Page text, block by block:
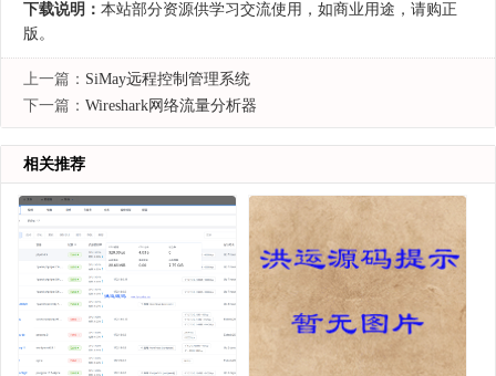
下载说明： 本站部分资源供学习交流使用，如商业用途，请购正
版。
上一篇： SiMay远程控制管理系统
下一篇： Wireshark网络流量分析器
相关推荐